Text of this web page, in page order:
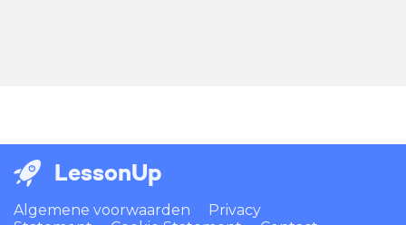
LessonUp
Algemene voorwaarden
Privacy